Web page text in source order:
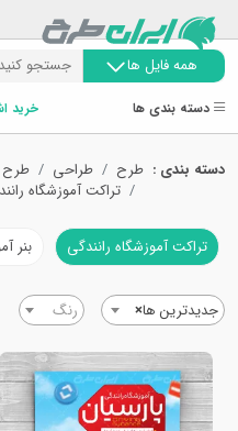
همه فایل ها
دسته بندی ها خرید
دسته بندی : طرح طراحی
طرح
تراکت آموزشگاه
تراکت آموزشگاه رانندگی بنر
×جدیدترین ها رنگ